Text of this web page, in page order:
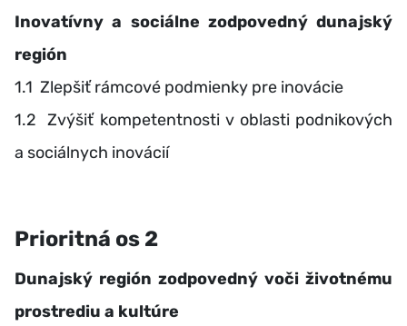
Inovatívny a sociálne zodpovedný dunajský
región
1.1 Zlepšiť rámcové podmienky pre inovácie
1.2 Zvýšiť kompetentnosti v oblasti podnikových
a sociálnych inovácií
Prioritná os 2
Dunajský región zodpovedný voči životnému
prostrediu a kultúre